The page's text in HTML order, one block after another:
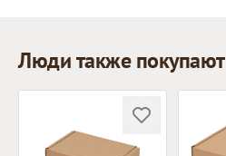
Люди также покупают